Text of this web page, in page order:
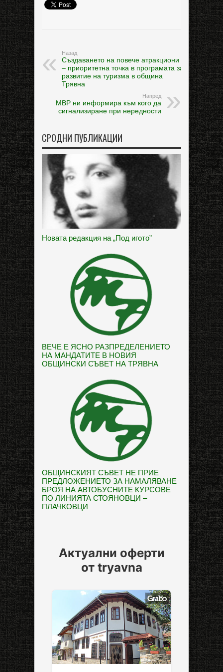
Назад
Създаването на повече атракциони
– приоритетна точка в програмата за
развитие на туризма в община
Трявна
Напред
МВР ни информира към кого да
сигнализиране при нередности
СРОДНИ ПУБЛИКАЦИИ
Новата редакция на „Под игото”
ВЕЧЕ Е ЯСНО РАЗПРЕДЕЛЕНИЕТО
НА МАНДАТИТЕ В НОВИЯ
ОБЩИНСКИ СЪВЕТ НА ТРЯВНА
ОБЩИНСКИЯТ СЪВЕТ НЕ ПРИЕ
ПРЕДЛОЖЕНИЕТО ЗА НАМАЛЯВАНЕ
БРОЯ НА АВТОБУСНИТЕ КУРСОВЕ
ПО ЛИНИЯТА СТОЯНОВЦИ –
ПЛАЧКОВЦИ
Актуални оферти
от tryavna